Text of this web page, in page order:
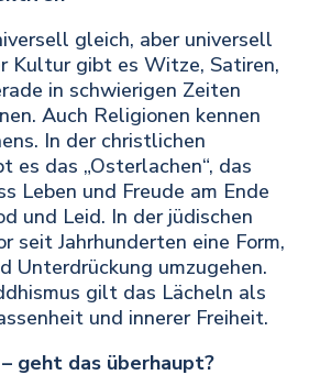
gleich, aber universell
Kultur gibt es Witze, Satiren,
in schwierigen Zeiten
Auch Religionen kennen
In der christlichen
es das „Osterlachen“, das
Leben und Freude am Ende
und Leid. In der jüdischen
seit Jahrhunderten eine Form,
Unterdrückung umzugehen.
gilt das Lächeln als
und innerer Freiheit.
geht das überhaupt?